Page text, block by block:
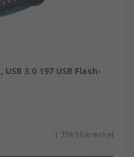
3.0 197 USB Flash-
1 738,58 kr/enhet